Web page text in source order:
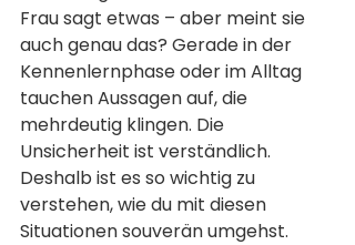
Frau sagt etwas – aber meint sie
auch genau das? Gerade in der
Kennenlernphase oder im Alltag
tauchen Aussagen auf, die
mehrdeutig klingen. Die
Unsicherheit ist verständlich.
Deshalb ist es so wichtig zu
verstehen, wie du mit diesen
Situationen souverän umgehst.